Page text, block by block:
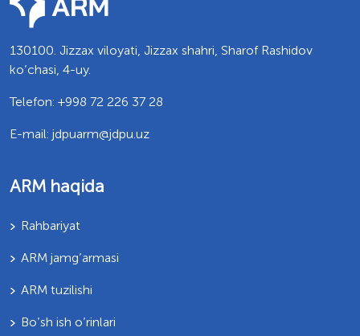
130100. Jizzax viloyati, Jizzax shahri, Sharof Rashidov
ko’chasi, 4-uy.
Telefon: +998 72 226 37 28
E-mail: jdpuarm@jdpu.uz
ARM haqida
Rahbariyat
ARM jamg’armasi
ARM tuzilishi
Bo’sh ish o’rinlari